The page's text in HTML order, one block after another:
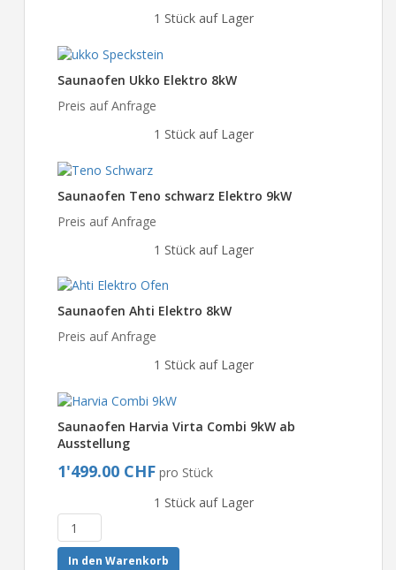
1 Stück auf Lager
Saunaofen Ukko Elektro 8kW
Preis auf Anfrage
1 Stück auf Lager
Saunaofen Teno schwarz Elektro 9kW
Preis auf Anfrage
1 Stück auf Lager
Saunaofen Ahti Elektro 8kW
Preis auf Anfrage
1 Stück auf Lager
Saunaofen Harvia Virta Combi 9kW ab
Ausstellung
1'499.00 CHF pro Stück
1 Stück auf Lager
In den Warenkorb